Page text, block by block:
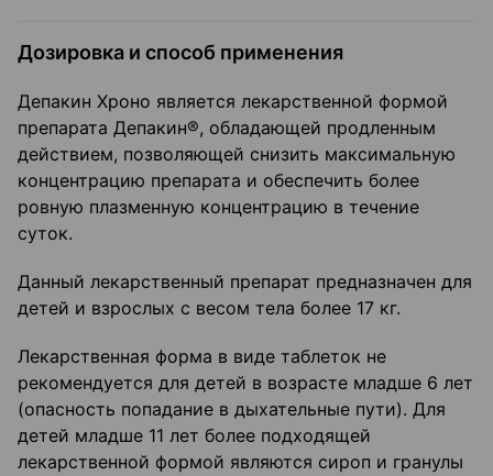
Дозировка и способ применения
Депакин Хроно является лекарственной формой
препарата Депакин®, обладающей продленным
действием, позволяющей снизить максимальную
концентрацию препарата и обеспечить более
ровную плазменную концентрацию в течение
суток.
Данный лекарственный препарат предназначен для
детей и взрослых с весом тела более 17 кг.
Лекарственная форма в виде таблеток не
рекомендуется для детей в возрасте младше 6 лет
(опасность попадание в дыхательные пути). Для
детей младше 11 лет более подходящей
лекарственной формой являются сироп и гранулы